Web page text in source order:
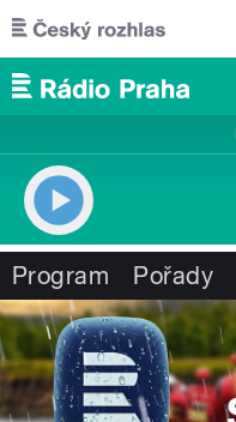
Přejít k hlavnímu obsahu
Program Pořady